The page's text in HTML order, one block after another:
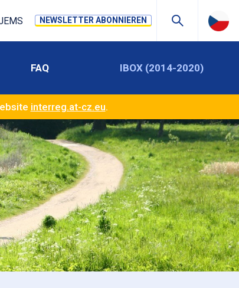
NEWSLETTER ABONNIEREN
FAQ IBOX (2014-2020)
interreg.at-cz.eu.